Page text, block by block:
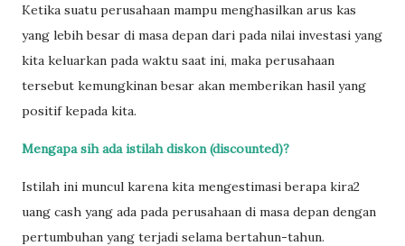
Ketika suatu perusahaan mampu menghasilkan arus kas
yang lebih besar di masa depan dari pada nilai investasi yang
kita keluarkan pada waktu saat ini, maka perusahaan
tersebut kemungkinan besar akan memberikan hasil yang
positif kepada kita.
Mengapa sih ada istilah diskon (discounted)?
Istilah ini muncul karena kita mengestimasi berapa kira2
uang cash yang ada pada perusahaan di masa depan dengan
pertumbuhan yang terjadi selama bertahun-tahun.